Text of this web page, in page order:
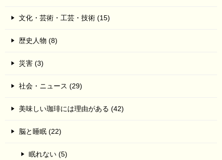
文化・芸術・工芸・技術 (15)
歴史人物 (8)
災害 (3)
社会・ニュース (29)
美味しい珈琲には理由がある (42)
脳と睡眠 (22)
眠れない (5)